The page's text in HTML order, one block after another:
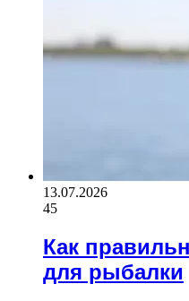
13.07.2026
45
Как
для рыбалки